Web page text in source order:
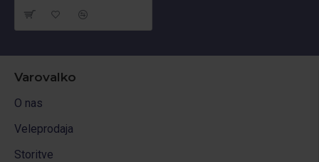
Varovalko
O nas
Veleprodaja
Storitve